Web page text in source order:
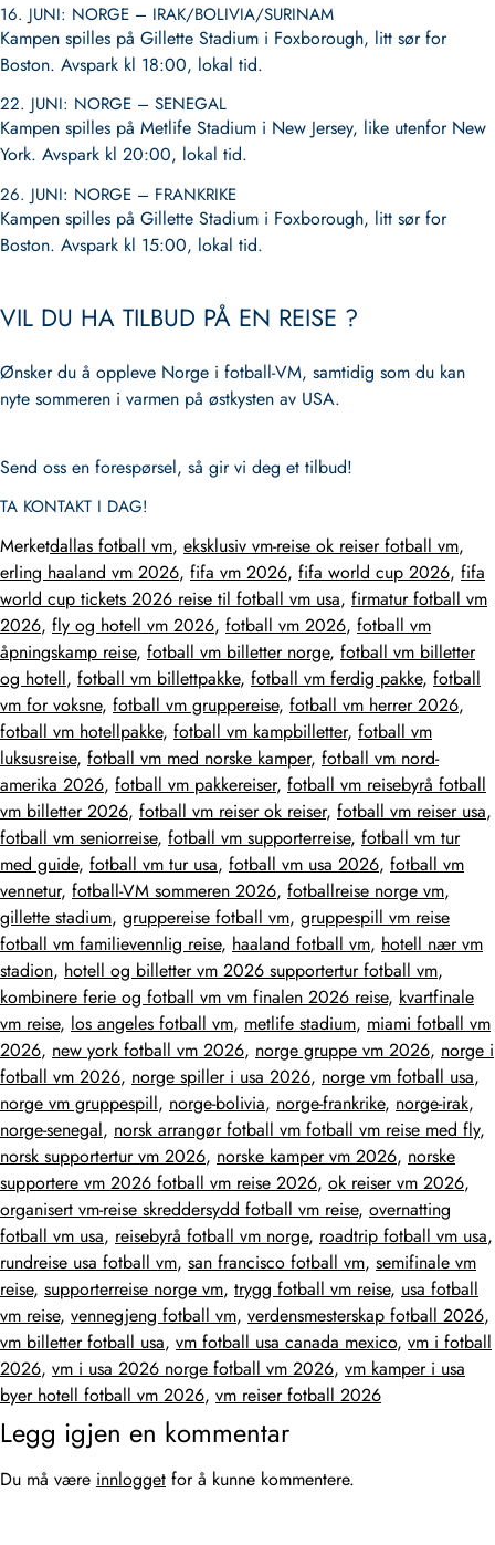
16. JUNI: NORGE – IRAK/BOLIVIA/SURINAM
Kampen spilles på Gillette Stadium i Foxborough, litt sør for
Boston. Avspark kl 18:00, lokal tid.
22. JUNI: NORGE – SENEGAL
Kampen spilles på Metlife Stadium i New Jersey, like utenfor New
York. Avspark kl 20:00, lokal tid.
26. JUNI: NORGE – FRANKRIKE
Kampen spilles på Gillette Stadium i Foxborough, litt sør for
Boston. Avspark kl 15:00, lokal tid.
VIL DU HA TILBUD PÅ EN REISE ?
Ønsker du å oppleve Norge i fotball-VM, samtidig som du kan
nyte sommeren i varmen på østkysten av USA.
Send oss en forespørsel, så gir vi deg et tilbud!
TA KONTAKT I DAG!
Merketdallas fotball vm, eksklusiv vm-reise ok reiser fotball vm,
erling haaland vm 2026, fifa vm 2026, fifa world cup 2026, fifa
world cup tickets 2026 reise til fotball vm usa, firmatur fotball vm
2026, fly og hotell vm 2026, fotball vm 2026, fotball vm
åpningskamp reise, fotball vm billetter norge, fotball vm billetter
og hotell, fotball vm billettpakke, fotball vm ferdig pakke, fotball
vm for voksne, fotball vm gruppereise, fotball vm herrer 2026,
fotball vm hotellpakke, fotball vm kampbilletter, fotball vm
luksusreise, fotball vm med norske kamper, fotball vm nord-
amerika 2026, fotball vm pakkereiser, fotball vm reisebyrå fotball
vm billetter 2026, fotball vm reiser ok reiser, fotball vm reiser usa,
fotball vm seniorreise, fotball vm supporterreise, fotball vm tur
med guide, fotball vm tur usa, fotball vm usa 2026, fotball vm
vennetur, fotball-VM sommeren 2026, fotballreise norge vm,
gillette stadium, gruppereise fotball vm, gruppespill vm reise
fotball vm familievennlig reise, haaland fotball vm, hotell nær vm
stadion, hotell og billetter vm 2026 supportertur fotball vm,
kombinere ferie og fotball vm vm finalen 2026 reise, kvartfinale
vm reise, los angeles fotball vm, metlife stadium, miami fotball vm
2026, new york fotball vm 2026, norge gruppe vm 2026, norge i
fotball vm 2026, norge spiller i usa 2026, norge vm fotball usa,
norge vm gruppespill, norge-bolivia, norge-frankrike, norge-irak,
norge-senegal, norsk arrangør fotball vm fotball vm reise med fly,
norsk supportertur vm 2026, norske kamper vm 2026, norske
supportere vm 2026 fotball vm reise 2026, ok reiser vm 2026,
organisert vm-reise skreddersydd fotball vm reise, overnatting
fotball vm usa, reisebyrå fotball vm norge, roadtrip fotball vm usa,
rundreise usa fotball vm, san francisco fotball vm, semifinale vm
reise, supporterreise norge vm, trygg fotball vm reise, usa fotball
vm reise, vennegjeng fotball vm, verdensmesterskap fotball 2026,
vm billetter fotball usa, vm fotball usa canada mexico, vm i fotball
2026, vm i usa 2026 norge fotball vm 2026, vm kamper i usa
byer hotell fotball vm 2026, vm reiser fotball 2026
Legg igjen en kommentar
Du må være innlogget for å kunne kommentere.